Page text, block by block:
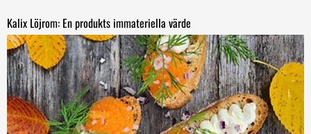
Kalix Löjrom: En produkts immateriella värde